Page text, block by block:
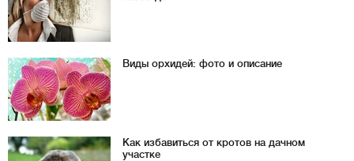
Виды орхидей: фото и описание
Как избавиться от кротов на дачном
участке